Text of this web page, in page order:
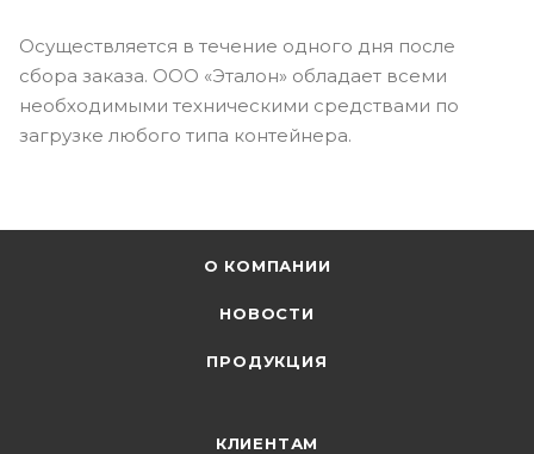
Осуществляется в течение одного дня после
сбора заказа. ООО «Эталон» обладает всеми
необходимыми техническими средствами по
загрузке любого типа контейнера.
О КОМПАНИИ
НОВОСТИ
ПРОДУКЦИЯ
КЛИЕНТАМ